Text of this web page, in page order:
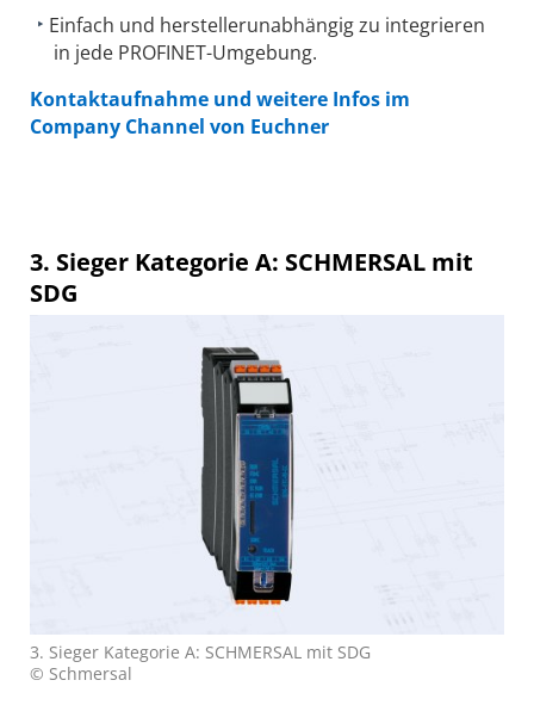
Einfach und herstellerunabhängig zu integrieren
in jede PROFINET-Umgebung.
Kontaktaufnahme und weitere Infos im
Company Channel von Euchner
3. Sieger Kategorie A: SCHMERSAL mit
SDG
3. Sieger Kategorie A: SCHMERSAL mit SDG
© Schmersal